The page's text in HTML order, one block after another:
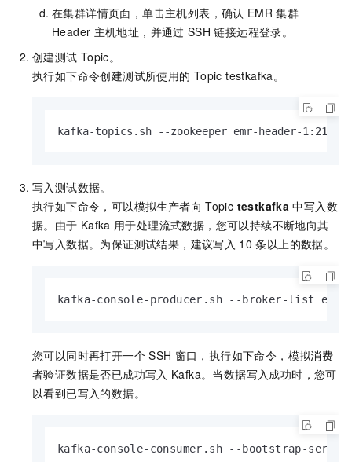
在集群详情页面，单击主机列表，确认 EMR 集群
Header 主机地址，并通过 SSH 链接远程登录。
创建测试 Topic。
执行如下命令创建测试所使用的 Topic testkafka。
kafka-topics.sh --zookeeper emr-header-
写入测试数据。
执行如下命令，可以模拟生产者向 Topic testkafka 中写入数
据。由于 Kafka 用于处理流式数据，您可以持续不断地向其
中写入数据。为保证测试结果，建议写入 10 条以上的数据。
kafka-console-producer.sh --broker-list
您可以同时再打开一个 SSH 窗口，执行如下命令，模拟消费
者验证数据是否已成功写入 Kafka。当数据写入成功时，您可
以看到已写入的数据。
kafka-console-consumer.sh --bootstrap-